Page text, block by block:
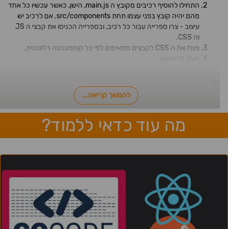
התחילו להוסיף רכיבים מקובץ ה main.js, הישן, כאשר עכשיו כל אחד
מהם יהיה קובץ בפני עצמו תחת src/components. אם לרכיב יש
עיצוב - צרו ספרייה עבור כל רכיב, ובספרייה הכניסו את קבצי ה JS
וה CSS.
פצלו את ה CSS לקבצים מתאימים לפי כל קומפוננטה רלוונטית.
העלו לגיטהאב.
להמשך קריאה...
מה עוד כדאי ללמוד?